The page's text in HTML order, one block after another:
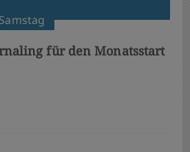
für den Monatsstart